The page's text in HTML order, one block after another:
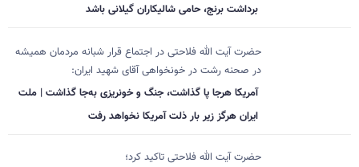
برداشت برنج، حامی شالیکاران گیلانی باشد
حضرت آیت الله فلاحتی در اجتماع قرار شبانه مردمان همیشه
در صحنه رشت در خونخواهی آقای شهید ایران:
آمریکا هرجا پا گذاشت، جنگ و خونریزی به‌جا گذاشت | ملت
ایران هرگز زیر بار ذلت آمریکا نخواهد رفت
حضرت آیت الله فلاحتی تاکید کرد؛